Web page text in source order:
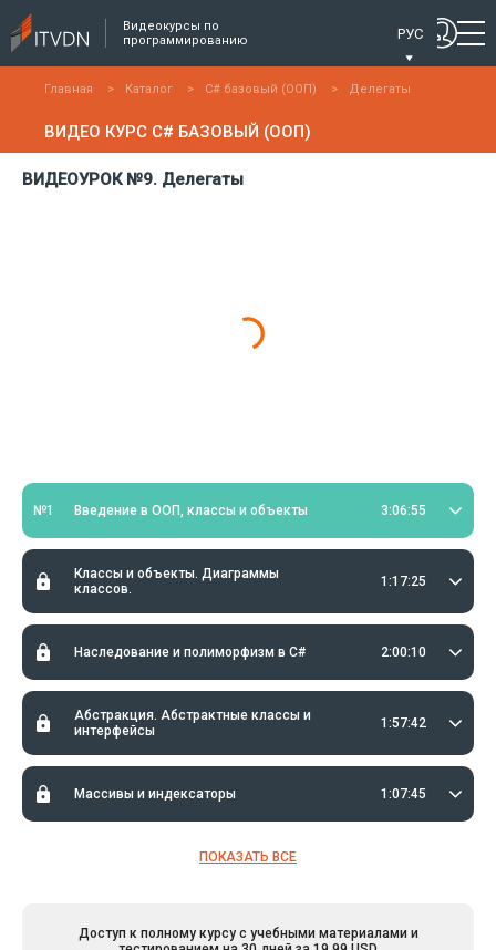
Видеокурсы по
программированию
РУС
Главная > Каталог > C# базовый (ООП) > Делегаты
ВИДЕО КУРС C# БАЗОВЫЙ (ООП)
ВИДЕОУРОК №9. Делегаты
№1 Введение в ООП, классы и объекты 3:06:55
Классы и объекты. Диаграммы
классов.
1:17:25
Наследование и полиморфизм в C# 2:00:10
Абстракция. Абстрактные классы и
интерфейсы
1:57:42
Массивы и индексаторы 1:07:45
ПОКАЗАТЬ ВСЕ
Доступ к полному курсу с учебными материалами и